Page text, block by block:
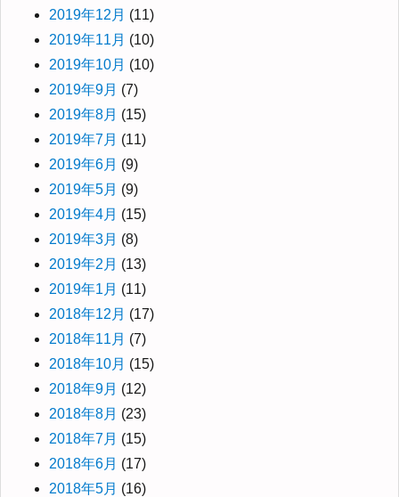
2019年12月 (11)
2019年11月 (10)
2019年10月 (10)
2019年9月 (7)
2019年8月 (15)
2019年7月 (11)
2019年6月 (9)
2019年5月 (9)
2019年4月 (15)
2019年3月 (8)
2019年2月 (13)
2019年1月 (11)
2018年12月 (17)
2018年11月 (7)
2018年10月 (15)
2018年9月 (12)
2018年8月 (23)
2018年7月 (15)
2018年6月 (17)
2018年5月 (16)